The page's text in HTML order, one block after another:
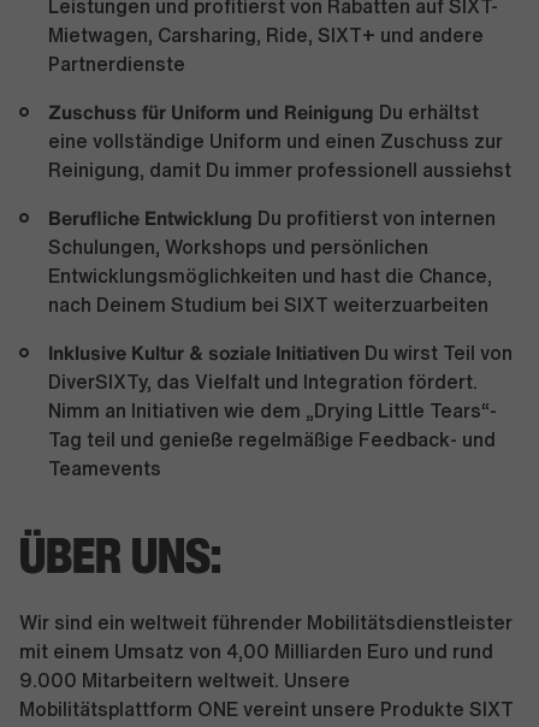
Leistungen und profitierst von Rabatten auf SIXT-
Mietwagen, Carsharing, Ride, SIXT+ und andere
Partnerdienste
Zuschuss für Uniform und Reinigung Du erhältst
eine vollständige Uniform und einen Zuschuss zur
Reinigung, damit Du immer professionell aussiehst
Berufliche Entwicklung Du profitierst von internen
Schulungen, Workshops und persönlichen
Entwicklungsmöglichkeiten und hast die Chance,
nach Deinem Studium bei SIXT weiterzuarbeiten
Inklusive Kultur & soziale Initiativen Du wirst Teil von
DiverSIXTy, das Vielfalt und Integration fördert.
Nimm an Initiativen wie dem „Drying Little Tears“-
Tag teil und genieße regelmäßige Feedback- und
Teamevents
ÜBER UNS:
Wir sind ein weltweit führender Mobilitätsdienstleister
mit einem Umsatz von 4,00 Milliarden Euro und rund
9.000 Mitarbeitern weltweit. Unsere
Mobilitätsplattform ONE vereint unsere Produkte SIXT